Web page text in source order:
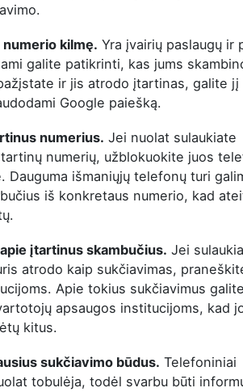
kilmę. Yra įvairių paslaugų ir
galite patikrinti, kas jums
ir jis atrodo įtartinas, galite
Google paiešką.
numerius. Jei nuolat sulaukiate
numerių, užblokuokite juos
Dauguma išmaniųjų telefonų turi
iš konkretaus numerio, kad
įtartinus skambučius. Jei
atrodo kaip sukčiavimas,
Apie tokius sukčiavimus
apsaugos institucijoms, kad
kitus.
sukčiavimo būdus. Telefoniniai
tobulėja, todėl svarbu būti